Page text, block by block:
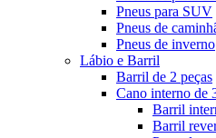
Pneus para SUV
Pneus de
Pneus de inverno
Lábio e Barril
Barril de 2 peças
Cano interno de
Barril
Barril